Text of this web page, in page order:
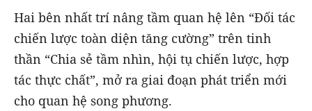
Hai bên nhất trí nâng tầm quan hệ lên “Đối tác
chiến lược toàn diện tăng cường” trên tinh
thần “Chia sẻ tầm nhìn, hội tụ chiến lược, hợp
tác thực chất”, mở ra giai đoạn phát triển mới
cho quan hệ song phương.